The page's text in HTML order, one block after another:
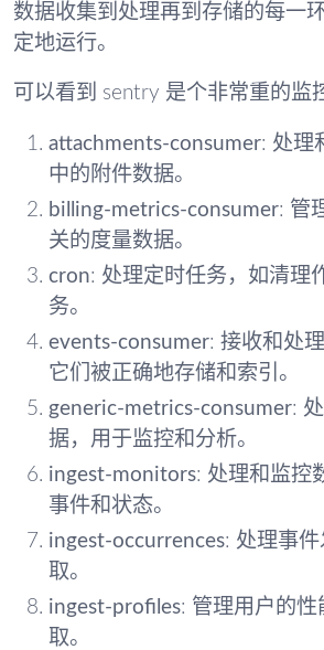
数据收集到处理再到存储的每一
定地运行。
可以看到 sentry 是个非常重的监
attachments-consumer: 处理
中的附件数据。
billing-metrics-consumer: 管
关的度量数据。
cron: 处理定时任务，如清理
务。
events-consumer: 接收和处
它们被正确地存储和索引。
generic-metrics-consumer:
据，用于监控和分析。
ingest-monitors: 处理和监控
事件和状态。
ingest-occurrences: 处理事
取。
ingest-profiles: 管理用户的
取。